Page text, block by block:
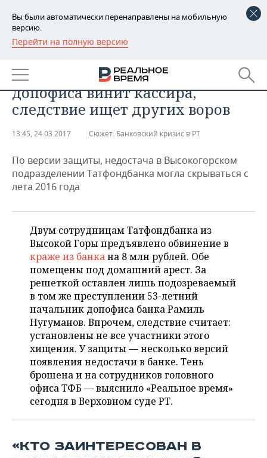
Вы были автоматически перенаправлены на мобильную
версию.
Перейти на полную версию
РЕГИОНЫ
БАШКОРТОСТАН
ТАТАРСТАН
НОВОСТИ
АНАЛИТИКА
КОРОЛИ ГОСЗАКАЗА ПФО
КОМУ ПРИНАДЛЕЖАТ
ТОРГОВЫЕ ЦЕНТРЫ
ТАТАРСТАНА
ФИНАНСЫ
БЮДЖЕТ
ИНВЕСТИЦИИ
НОВОСТИ
ПРОМЫШЛЕННОСТИ
МАШИНОСТРОЕНИЕ
НЕФТЕХИМИЯ
НЕФТЬ
ОПК
ЭНЕРГЕТИКА
НЕДВИЖИМОСТЬ
АВТО
НОВОСТИ АВТО
БИЗНЕС
НОВОСТИ БИЗНЕСА
РОЗНИЧНАЯ ТОРГОВЛЯ
ТРАНСПОРТ
УСЛУГИ
ТЕХНОЛОГИИ
НОВОСТИ ТЕХНОЛОГИЙ
МЕДИА
ТЕЛЕКОММУНИКАЦИИ
МЕРОПРИЯТИЯ
НОВОСТИ МЕРОПРИЯТИЙ
ВЫЕЗДНАЯ РЕДАКЦИЯ
БИЗНЕС-БРАНЧИ
ONLINE-КОНФЕРЕНЦИИ
СПОРТ
НОВОСТИ СПОРТА
ФУТБОЛ
ХОККЕЙ
ВОЛЕЙБОЛ
ОБЩЕСТВО
НОВОСТИ ОБЩЕСТВА
ВЛАСТЬ
ИСТОРИЯ
ФОТОГАЛЕРЕЯ
СЮЖЕТЫ
СПИСОК ПЕРСОН
ПОЛНАЯ ВЕРСИЯ
Высокой Горе: начальник
допофиса винит кассира,
следствие ищет других воров
13:45, 24.03.2017 Сюжет: Банковский кризис в РТ
По версии защиты, недостача в Высокогорском
подразделении Татфондбанка могла скрываться с
лета 2016 года
Двум сотрудницам Татфондбанка из
Высокой Горы предъявлено обвинение в
краже из банкана 8 млн рублей. Обе
помещены под домашний арест. За
решеткой оставлен лишь подозреваемый
в том же преступлении 53-летний
начальник допофиса банка Рамиль
Нугуманов. Впрочем, следствие считает:
установлены не все участники этого
хищения. У защиты — несколько версий
появления недостачи в банке. Тень
брошена и на сотрудников головного
офиса ТФБ — выяснило «Реальное время»
сегодня в Верховном суде РТ.
«КТО ЗАИНТЕРЕСОВАН В